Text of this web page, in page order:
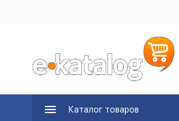
Каталог товаров